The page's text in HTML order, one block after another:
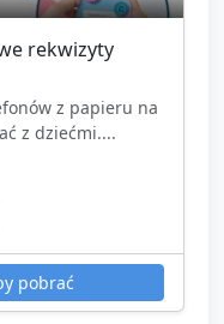
rekwizyty
z papieru na
z dziećmi....
pobrać